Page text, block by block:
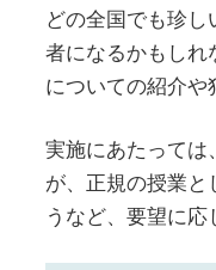
どの全国でも珍
者になるかもしれ
についての紹介
実施にあたって
が、正規の授業
うなど、要望に応